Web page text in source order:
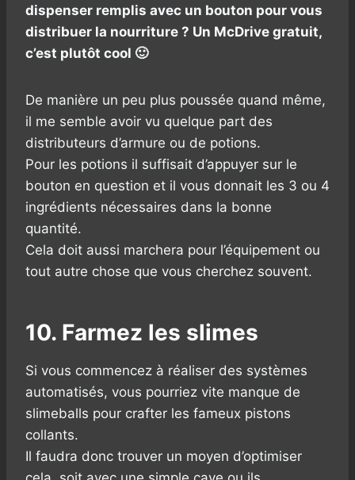
dispenser remplis avec un bouton pour vous
distribuer la nourriture ? Un McDrive gratuit,
c’est plutôt cool 🙂
De manière un peu plus poussée quand même,
il me semble avoir vu quelque part des
distributeurs d’armure ou de potions.
Pour les potions il suffisait d’appuyer sur le
bouton en question et il vous donnait les 3 ou 4
ingrédients nécessaires dans la bonne
quantité.
Cela doit aussi marchera pour l’équipement ou
tout autre chose que vous cherchez souvent.
10. Farmez les slimes
Si vous commencez à réaliser des systèmes
automatisés, vous pourriez vite manque de
slimeballs pour crafter les fameux pistons
collants.
Il faudra donc trouver un moyen d’optimiser